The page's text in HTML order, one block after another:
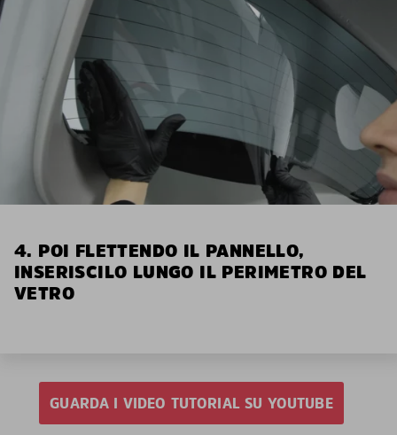
4. POI FLETTENDO IL PANNELLO,
INSERISCILO LUNGO IL PERIMETRO DEL
VETRO
GUARDA I VIDEO TUTORIAL SU YOUTUBE